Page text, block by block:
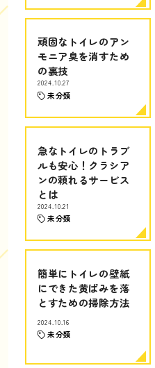
頑固なトイレのアン
モニア臭を消すため
の裏技
2024.10.27
未分類
急なトイレのトラブ
ルも安心！クラシア
ンの頼れるサービス
とは
2024.10.21
未分類
簡単にトイレの壁紙
にできた黄ばみを落
とすための掃除方法
2024.10.16
未分類